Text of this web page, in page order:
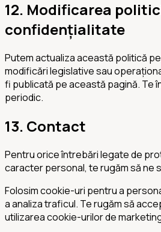
12. Modificarea
confidențialitate
Putem actualiza această politică
modificări legislative sau
fi publicată pe această pagină. Te
periodic.
13. Contact
Pentru orice întrebări legate de
caracter personal, te rugăm să ne
Folosim cookie-uri pentru a
a analiza traficul. Te rugăm să
utilizarea cookie-urilor de